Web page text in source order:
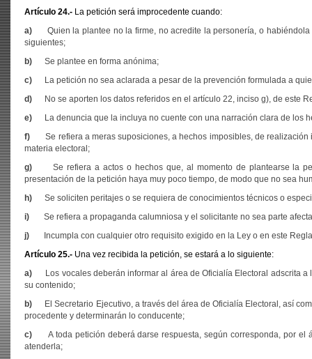
Artículo 24.- La petición será improcedente cuando:
a) Quien la plantee no la firme, no acredite la personería, o
siguientes;
b) Se plantee en forma anónima;
c)
La petición no sea aclarada a pesar de la prevención formulada a
d)
No se aporten los datos referidos en el artículo 22, inciso g), de este
e)
La denuncia que la incluya no cuente con una narración clara de los
f)Se refiera a meras suposiciones, a hechos imposibles, de
materia electoral;
g) Se refiera a actos o hechos que, al momento de plantearse la
presentación de la petición haya muy poco tiempo, de modo que no sea
h) Se soliciten peritajes o se requiera de conocimientos técnicos o
i) Se refiera a propaganda calumniosa y el solicitante no sea parte
j)
Incumpla con cualquier otro requisito exigido en la Ley o en este
Artículo 25.- Una vez recibida la petición, se estará a lo siguiente:
a)
Los vocales deberán informar al área de Oficialía Electoral adscrita
su contenido;
b)
El Secretario Ejecutivo, a través del área de Oficialía Electoral, así
procedente y determinarán lo conducente;
c)A toda petición deberá darse respuesta, según corresponda, por
atenderla;